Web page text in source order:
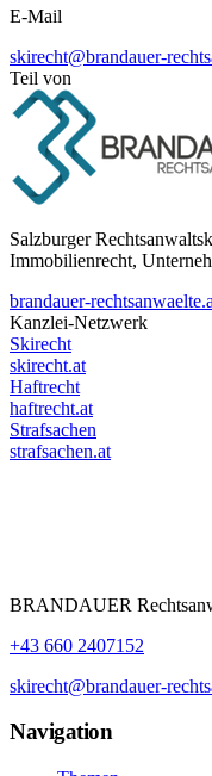
E-Mail
skirecht@brandauer-
Teil von
Salzburger
Immobilienrecht,
brandauer-
Kanzlei-Netzwerk
Skirecht
skirecht.at
Haftrecht
haftrecht.at
Strafsachen
strafsachen.at
BRANDAUER
+43 660 2407152
skirecht@brandauer-
Navigation